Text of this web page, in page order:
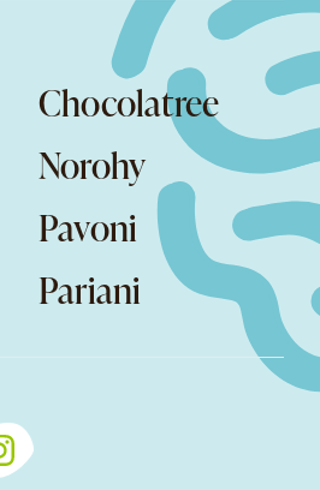
Chocolatree
Norohy
Pavoni
Pariani